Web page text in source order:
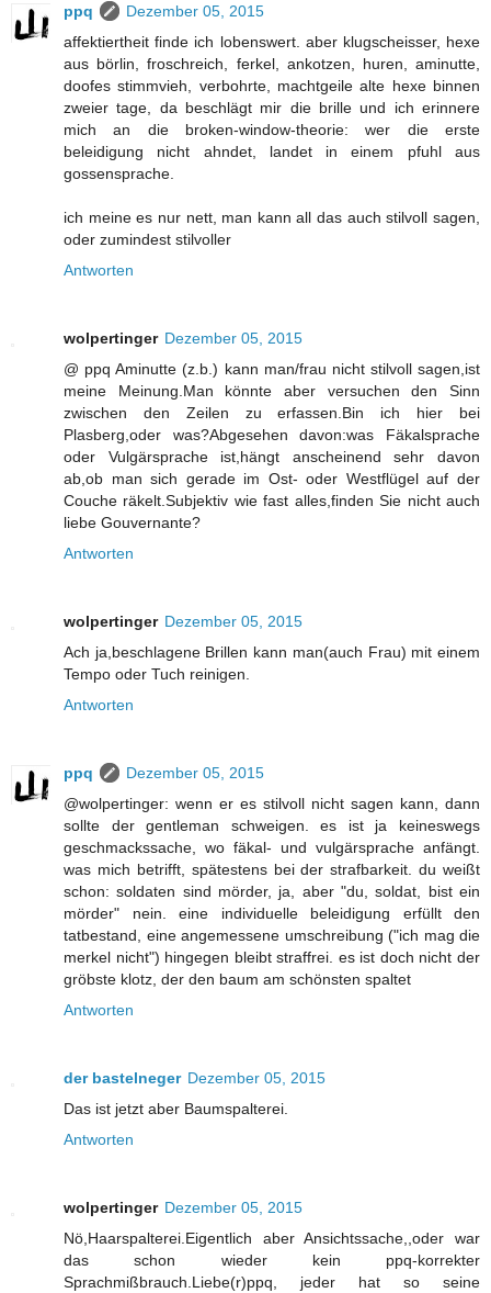
ppq
Dezember 05, 2015
affektiertheit finde ich lobenswert. aber klugscheisser, hexe
aus börlin, froschreich, ferkel, ankotzen, huren, aminutte,
doofes stimmvieh, verbohrte, machtgeile alte hexe binnen
zweier tage, da beschlägt mir die brille und ich erinnere
mich an die broken-window-theorie: wer die erste
beleidigung nicht ahndet, landet in einem pfuhl aus
gossensprache.
ich meine es nur nett, man kann all das auch stilvoll sagen,
oder zumindest stilvoller
Antworten
wolpertinger Dezember 05, 2015
@ ppq Aminutte (z.b.) kann man/frau nicht stilvoll sagen,ist
meine Meinung.Man könnte aber versuchen den Sinn
zwischen den Zeilen zu erfassen.Bin ich hier bei
Plasberg,oder was?Abgesehen davon:was Fäkalsprache
oder Vulgärsprache ist,hängt anscheinend sehr davon
ab,ob man sich gerade im Ost- oder Westflügel auf der
Couche räkelt.Subjektiv wie fast alles,finden Sie nicht auch
liebe Gouvernante?
Antworten
wolpertinger Dezember 05, 2015
Ach ja,beschlagene Brillen kann man(auch Frau) mit einem
Tempo oder Tuch reinigen.
Antworten
ppq
Dezember 05, 2015
@wolpertinger: wenn er es stilvoll nicht sagen kann, dann
sollte der gentleman schweigen. es ist ja keineswegs
geschmackssache, wo fäkal- und vulgärsprache anfängt.
was mich betrifft, spätestens bei der strafbarkeit. du weißt
schon: soldaten sind mörder, ja, aber "du, soldat, bist ein
mörder" nein. eine individuelle beleidigung erfüllt den
tatbestand, eine angemessene umschreibung ("ich mag die
merkel nicht") hingegen bleibt straffrei. es ist doch nicht der
gröbste klotz, der den baum am schönsten spaltet
Antworten
der bastelneger Dezember 05, 2015
Das ist jetzt aber Baumspalterei.
Antworten
wolpertinger Dezember 05, 2015
Nö,Haarspalterei.Eigentlich aber Ansichtssache,,oder war
das schon wieder kein ppq-korrekter
Sprachmißbrauch.Liebe(r)ppq, jeder hat so seine